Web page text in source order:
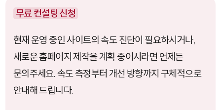
무료 컨설팅 신청
현재 운영 중인 사이트의 속도 진단이 필요하시거나,
새로운 홈페이지 제작을 계획 중이시라면 언제든
문의주세요. 속도 측정부터 개선 방향까지 구체적으로
안내해 드립니다.